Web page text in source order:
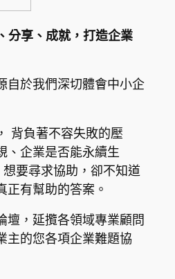
分享、成就，打造企業
自於我們深切體會中小企
背負著不容失敗的壓
、企業是否能永續生
要尋求協助，卻不知道
正有幫助的答案。
壇，延攬各領域專業顧問
主的您各項企業難題協